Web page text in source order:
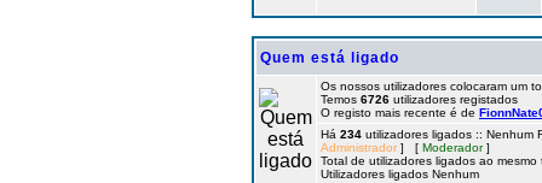
Quem está ligado
Os nossos utilizadores colocaram um
Temos 6726 utilizadores registados
O registo mais recente é de
Há 234 utilizadores ligados ::
Administrador ] [ Moderador]
Total de utilizadores ligados ao
Utilizadores ligados Nenhum